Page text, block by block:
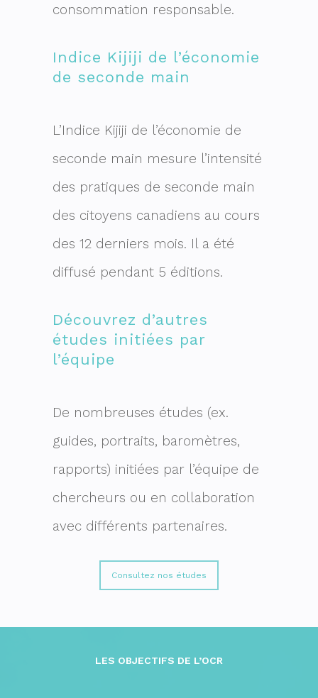
consommation responsable.
Indice Kijiji de l’économie
de seconde main
L’Indice Kijiji de l’économie de
seconde main mesure l’intensité
des pratiques de seconde main
des citoyens canadiens au cours
des 12 derniers mois. Il a été
diffusé pendant 5 éditions.
Découvrez d’autres
études initiées par
l’équipe
De nombreuses études (ex.
guides, portraits, baromètres,
rapports) initiées par l’équipe de
chercheurs ou en collaboration
avec différents partenaires.
Consultez nos études
LES OBJECTIFS DE L’OCR